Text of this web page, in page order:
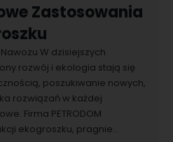
Zastosowania
W dzisiejszych
rozwój i ekologia stają się
poszukiwanie nowych,
rozwiązań w każdej
Firma PETRODOM
ekogroszku, pragnie...